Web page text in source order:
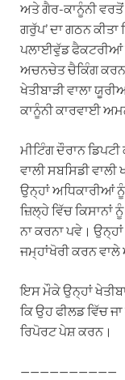
ਅਤੇ ਗੈਰ-ਕਾਨੂੰਨੀ ਵਰਤੋਂ
ਗਰੁੱਪ’ ਦਾ ਗਠਨ
ਪਲਾਈਵੁੱਡ ਫੈਕਟਰੀਆਂ
ਅਚਨਚੇਤ ਚੈਕਿੰਗ
ਖੇਤੀਬਾੜੀ ਵਾਲਾ
ਕਾਨੂੰਨੀ ਕਾਰਵਾਈ
ਮੀਟਿੰਗ ਦੌਰਾਨ
ਵਾਲੀ ਸਬਸਿਡੀ
ਉਨ੍ਹਾਂ ਅਧਿਕਾਰੀਆਂ
ਜ਼ਿਲ੍ਹੇ ਵਿੱਚ ਕਿਸਾਨਾਂ
ਨਾ ਕਰਨਾ ਪਵੇ। ਉਨ੍ਹਾਂ
ਜਮ੍ਹਾਂਖੋਰੀ ਕਰਨ
ਇਸ ਮੌਕੇ ਉਨ੍ਹਾਂ
ਕਿ ਉਹ ਫੀਲਡ ਵਿੱਚ
ਰਿਪੋਰਟ ਪੇਸ਼ ਕਰਨ।
——————————